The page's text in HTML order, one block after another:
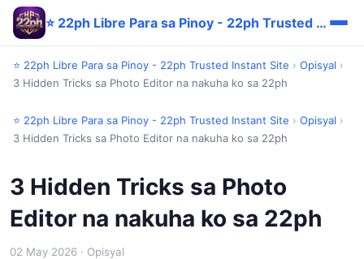
⭐ 22ph Libre Para sa Pinoy - 22ph Trusted Instant Site
⭐ 22ph Libre Para sa Pinoy - 22ph Trusted Instant Site › Opisyal ›
3 Hidden Tricks sa Photo Editor na nakuha ko sa 22ph
⭐ 22ph Libre Para sa Pinoy - 22ph Trusted Instant Site › Opisyal ›
3 Hidden Tricks sa Photo Editor na nakuha ko sa 22ph
3 Hidden Tricks sa Photo
Editor na nakuha ko sa 22ph
02 May 2026 · Opisyal